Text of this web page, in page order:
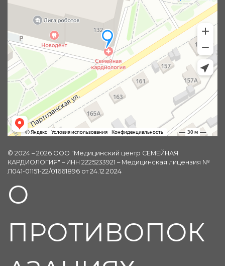
© 2024 – 2026 ООО "Медицинский центр СЕМЕЙНАЯ
КАРДИОЛОГИЯ" – ИНН 2225233921 – Медицинская лицензия №
Л041-01151-22/01661896 от 24.12.2024
О
ПРОТИВОПОК